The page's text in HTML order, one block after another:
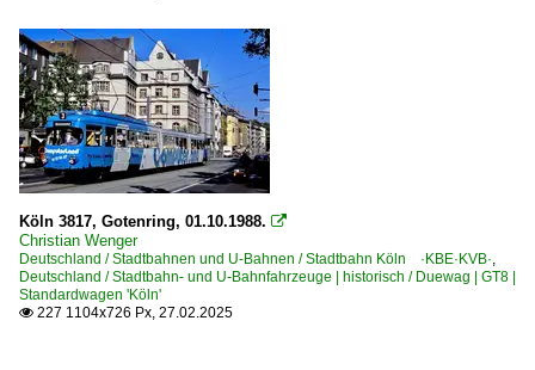
Köln 3817, Gotenring, 01.10.1988. 
Christian Wenger
Deutschland / Stadtbahnen und U-Bahnen / Stadtbahn Köln ·KBE·KVB·,
Deutschland / Stadtbahn- und U-Bahnfahrzeuge | historisch / Duewag | GT8 |
Standardwagen 'Köln'
 227 1104x726 Px, 27.02.2025